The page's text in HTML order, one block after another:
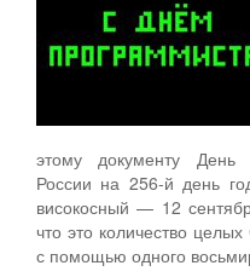
этому документу День
России на 256-й день
високосный — 12
что это количество
с помощью одного